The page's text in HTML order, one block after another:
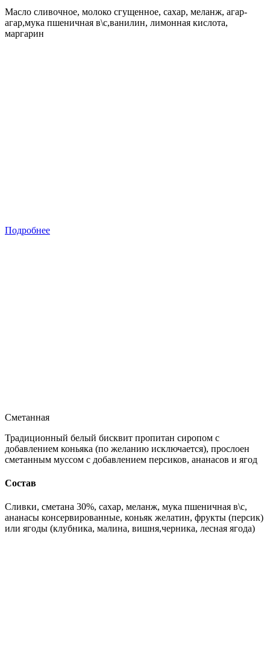
Масло сливочное, молоко сгущенное, сахар, меланж, агар-
агар,мука пшеничная в\с,ванилин, лимонная кислота,
маргарин
Подробнее
Сметанная
Традиционный белый бисквит пропитан сиропом с
добавлением коньяка (по желанию исключается), прослоен
сметанным муссом с добавлением персиков, ананасов и ягод
Состав
Сливки, сметана 30%, сахар, меланж, мука пшеничная в\с,
ананасы консервированные, коньяк желатин, фрукты (персик)
или ягоды (клубника, малина, вишня,черника, лесная ягода)